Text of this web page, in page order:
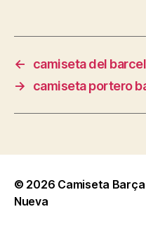
←
camiseta del
→
camiseta portero
© 2026 Camiseta
Nueva